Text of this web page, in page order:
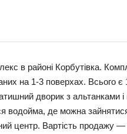
в районі Корбутівка.
на 1-3 поверхах. Всього є
дворик з альтанками
водойма, де можна
центр. Вартість продажу —